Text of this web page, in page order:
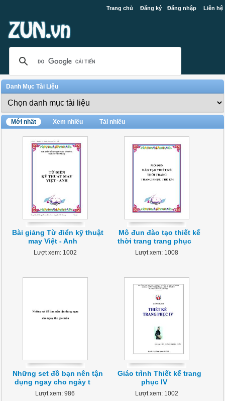
Trang chủ Đăng ký Đăng nhập Liên hệ
Danh Mục Tài Liệu
Mới nhất Xem nhiều Tải nhiều
Bài giảng Từ điển kỹ thuật
may Việt - Anh
Lượt xem: 1002
Mô đun đào tạo thiết kế
thời trang trang phục
Lượt xem: 1008
Những set đồ bạn nên tận
dụng ngay cho ngày t
Lượt xem: 986
Giáo trình Thiết kế trang
phục IV
Lượt xem: 1002